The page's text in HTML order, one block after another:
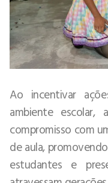
Ao incentivar
ambiente escolar,
compromisso com
de aula,
estudantes e